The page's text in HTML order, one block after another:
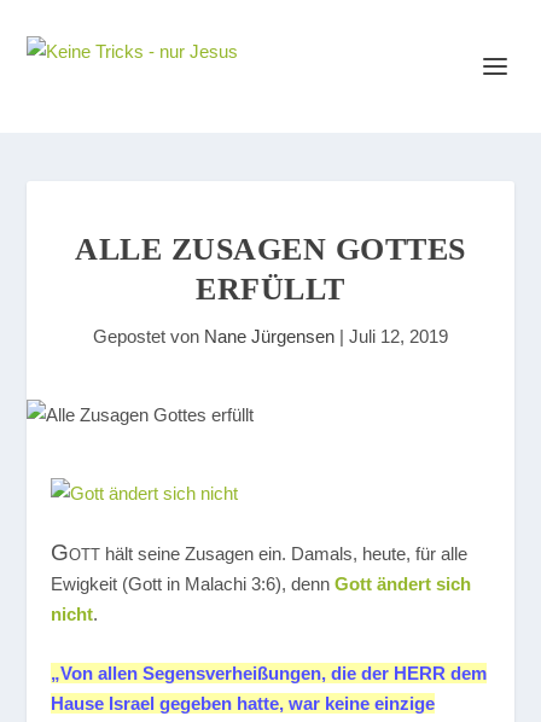
ALLE ZUSAGEN GOTTES
ERFÜLLT
Gepostet von Nane Jürgensen | Juli 12, 2019
Gott hält seine Zusagen ein. Damals, heute, für alle
Ewigkeit (Gott in Malachi 3:6), dennGott ändert sich
nicht.
„Von allen Segensverheißungen, die der HERR dem
Hause Israel gegeben hatte, war keine einzige